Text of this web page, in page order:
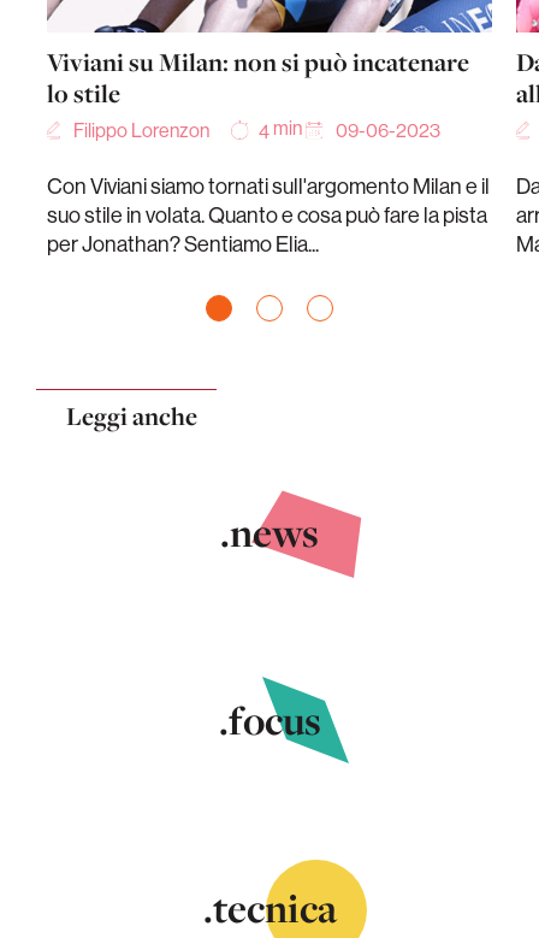
Viviani su Milan: non si può incatenare
lo stile
Filippo Lorenzon 4 min 09-06-2023
Con Viviani siamo tornati sull'argomento Milan e il
suo stile in volata. Quanto e cosa può fare la pista
per Jonathan? Sentiamo Elia...
Leggi anche
.news
.focus
.tecnica